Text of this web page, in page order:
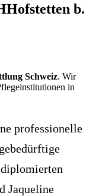
Hofstetten b.
Schweiz. Wir
in
professionelle
Jaqueline